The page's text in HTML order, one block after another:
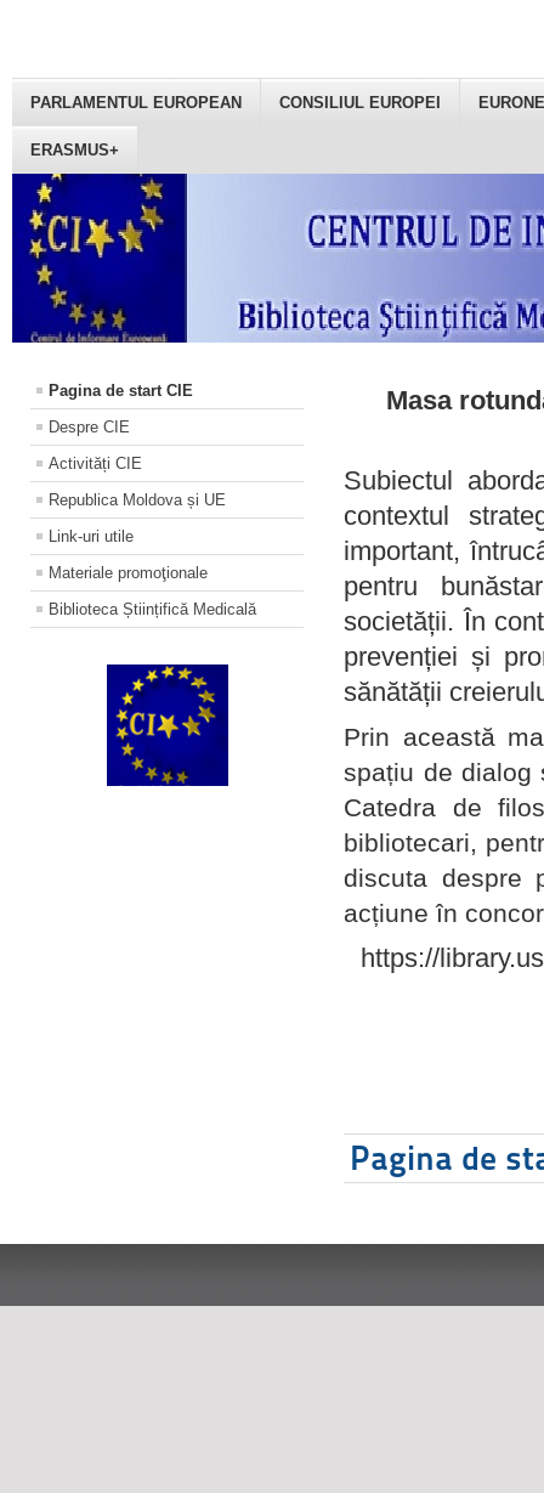
PARLAMENTUL EUROPEAN CONSILIUL EUROPEI
ERASMUS+
Pagina de start CIE
Despre CIE
Activități CIE
Republica Moldova și UE
Link-uri utile
Materiale promoţionale
Biblioteca Științifică Medicală
Masa
Subiectul
contextul
important,
pentru
societății. În
prevenției și
sănătății
Prin această
spațiu de dialog
Catedra de
bibliotecari,
discuta despre
acțiune în
https://
Pagina de